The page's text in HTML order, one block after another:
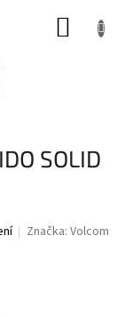
SOLID
Značka:Volcom